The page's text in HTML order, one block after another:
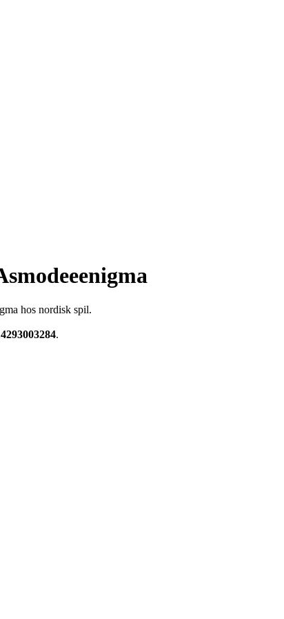
hos nordisk spil.
.